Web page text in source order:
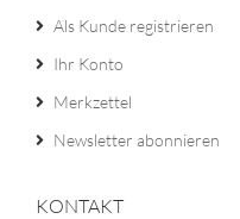
Als Kunde registrieren
Ihr Konto
Merkzettel
Newsletter abonnieren
KONTAKT